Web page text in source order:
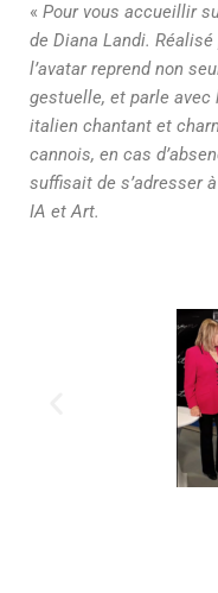
« Pour vous accueillir
de Diana Landi.
l’avatar reprend non
gestuelle, et parle avec
italien chantant et
cannois, en cas
suffisait de s’adresser
IA et Art.